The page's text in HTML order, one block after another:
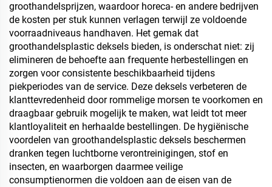
groothandelsprijzen, waardoor horeca- en andere bedrijven
de kosten per stuk kunnen verlagen terwijl ze voldoende
voorraadniveaus handhaven. Het gemak dat
groothandelsplastic deksels bieden, is onderschat niet: zij
elimineren de behoefte aan frequente herbestellingen en
zorgen voor consistente beschikbaarheid tijdens
piekperiodes van de service. Deze deksels verbeteren de
klanttevredenheid door rommelige morsen te voorkomen en
draagbaar gebruik mogelijk te maken, wat leidt tot meer
klantloyaliteit en herhaalde bestellingen. De hygiënische
voordelen van groothandelsplastic deksels beschermen
dranken tegen luchtborne verontreinigingen, stof en
insecten, en waarborgen daarmee veilige
consumptienormen die voldoen aan de eisen van de